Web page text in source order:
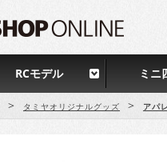
RCモデル ミニ
> タミヤオリジナルグッズ > アパ